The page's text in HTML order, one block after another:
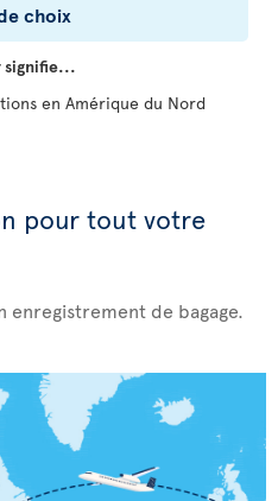
choix
signifie...
en Amérique du Nord
pour tout votre
enregistrement de bagage.